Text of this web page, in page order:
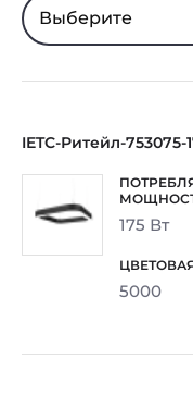
Выберите
IETC-Ритейл-753075-
175 Вт
5000